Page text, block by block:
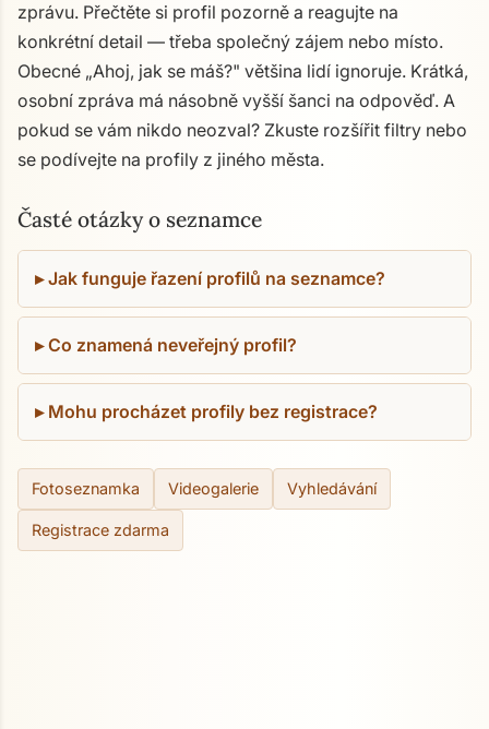
zprávu. Přečtěte si profil pozorně a reagujte na
konkrétní detail — třeba společný zájem nebo místo.
Obecné „Ahoj, jak se máš?" většina lidí ignoruje. Krátká,
osobní zpráva má násobně vyšší šanci na odpověď. A
pokud se vám nikdo neozval? Zkuste rozšířit filtry nebo
se podívejte na profily z jiného města.
Časté otázky o seznamce
Jak funguje řazení profilů na seznamce?
Co znamená neveřejný profil?
Mohu procházet profily bez registrace?
Fotoseznamka Videogalerie Vyhledávání
Registrace zdarma